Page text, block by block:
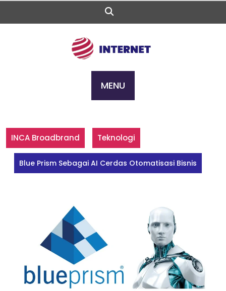
Skip
content
MENU
INCA Broadbrand Teknologi
Blue Prism Sebagai AI Cerdas Otomatisasi Bisnis